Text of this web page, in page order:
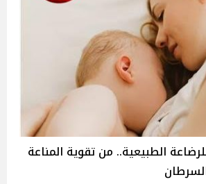
الطبيعية.. من تقوية المناعة